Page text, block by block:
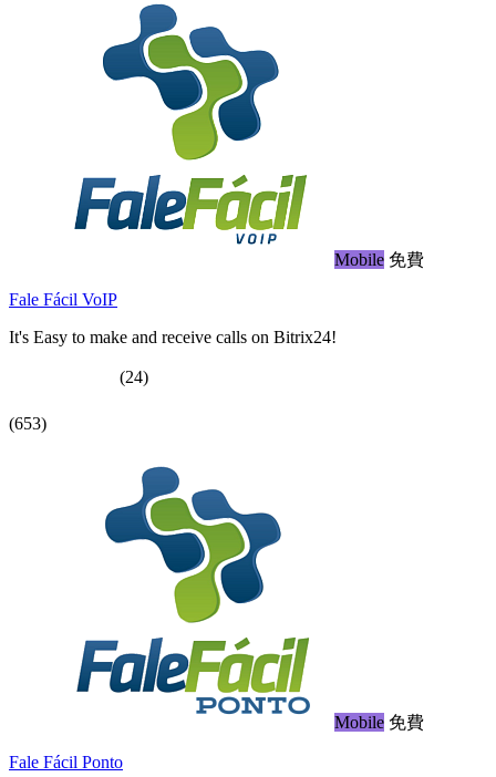
Mobile 免費
Fale Fácil VoIP
It's Easy to make and receive calls on Bitrix24!
(24)
(653)
Mobile 免費
Fale Fácil Ponto